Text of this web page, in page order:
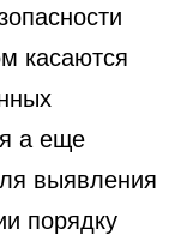
касаются
а еще
выявления
порядку